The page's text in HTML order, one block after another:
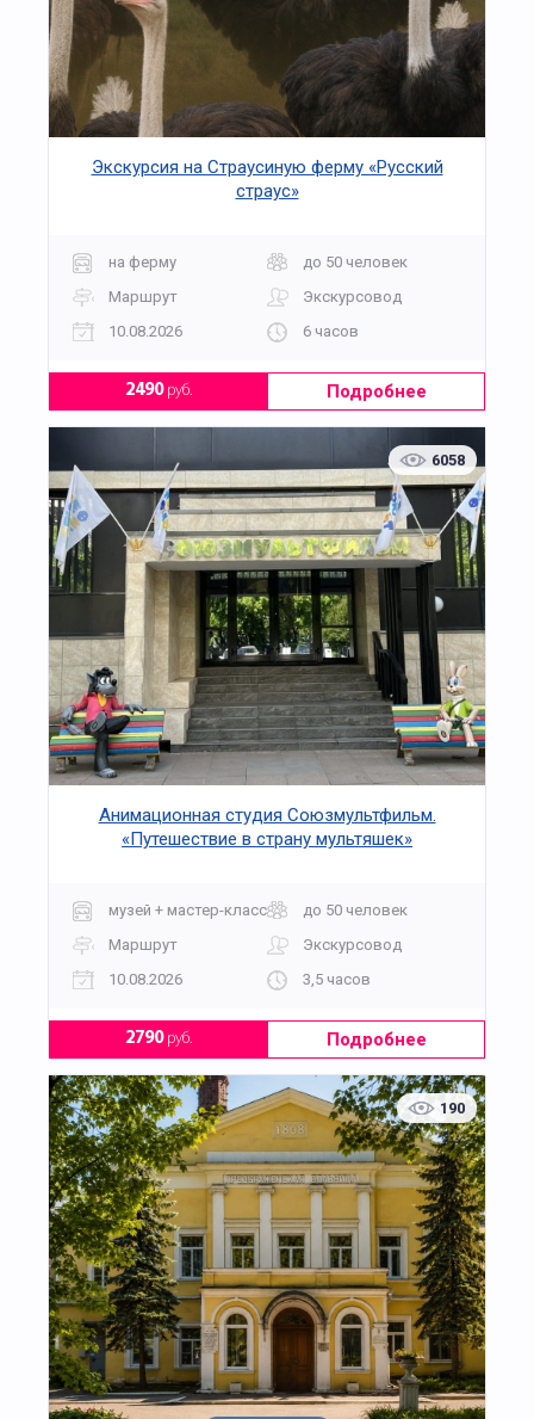
Экскурсия на Страусиную ферму «Русский
страус»
на ферму
до 50 человек
Маршрут
Экскурсовод
10.08.2026
6 часов
2490руб. Подробнее
6058
Анимационная студия Союзмультфильм.
«Путешествие в страну мультяшек»
музей + мастер-класс
до 50 человек
Маршрут
Экскурсовод
10.08.2026
3,5 часов
2790руб. Подробнее
190